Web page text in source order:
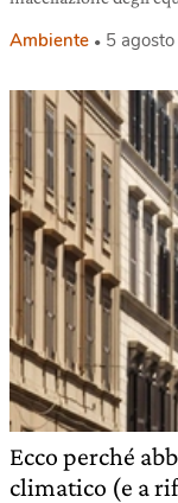
Ambiente 5
Ecco perché
climatico (e a